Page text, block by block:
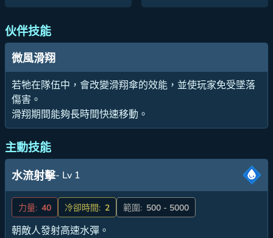
伙伴技能
微風滑翔
若牠在隊伍中，會改變滑翔傘的效能，並使玩家免受墜落
傷害。
滑翔期間能夠長時間快速移動。
主動技能
水流射擊- Lv 1
力量: 40 冷卻時間: 2 範圍: 500 - 5000
朝敵人發射高速水彈。